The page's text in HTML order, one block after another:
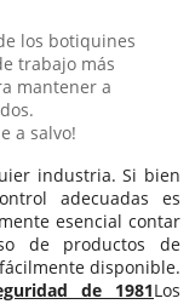
los botiquines
trabajo más
mantener a
a salvo!
industria. Si bien
adecuadas es
esencial contar
de productos de
fácilmente disponible.
de 1981Los